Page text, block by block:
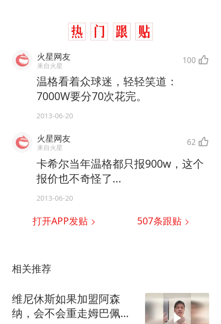
火星网友
来自火星 100
温格看着众球迷，轻轻笑道：
7000W要分70次花完。
2013-06-20
火星网友
来自火星 62
卡希尔当年温格都只报900w，这个
报价也不奇怪了...
2013-06-20
打开APP发贴 507条跟贴
相关推荐
维尼休斯如果加盟阿森
纳，会不会重走姆巴佩的